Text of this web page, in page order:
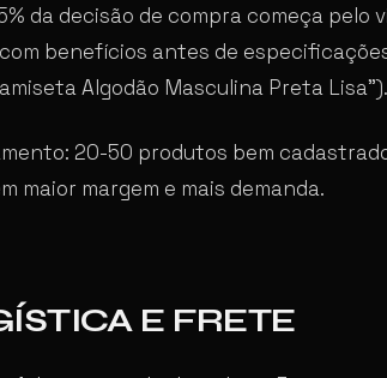
da decisão de compra começa pelo
benefícios antes de
Algodão Masculina Preta Lisa”).
20-50 produtos bem
maior margem e mais demanda.
E FRETE